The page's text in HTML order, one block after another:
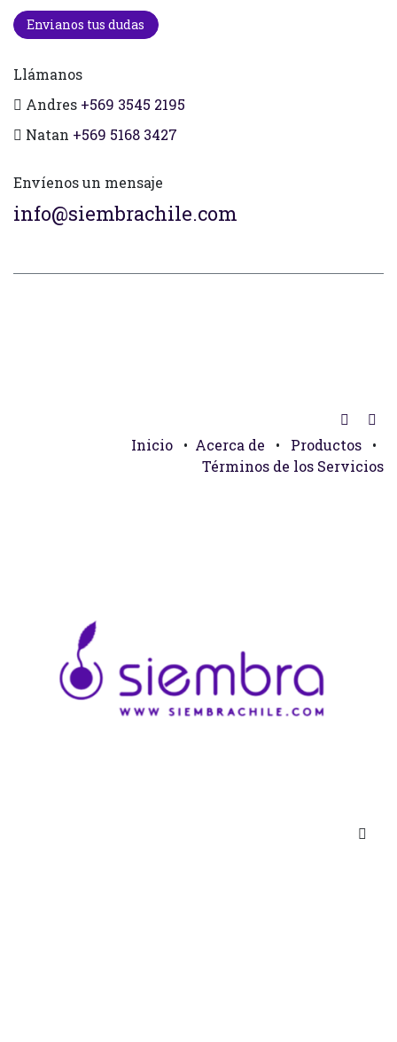
Envianos tus dudas
Llámanos
Andres +569 3545 2195
Natan +569 5168 3427
Envíenos un mensaje
info@siembrachile.com
Inicio • Acerca de • Productos
•
Términos de los Servicios